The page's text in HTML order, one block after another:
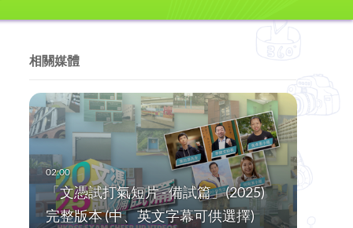
相關媒體
「文憑試打氣短片 - 備試篇」(2025)
完整版本 (中、英文字幕可供選擇)